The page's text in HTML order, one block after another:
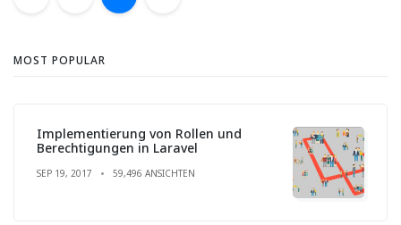
MOST POPULAR
Implementierung von Rollen und
Berechtigungen in Laravel
SEP 19, 2017 59,496 ANSICHTEN